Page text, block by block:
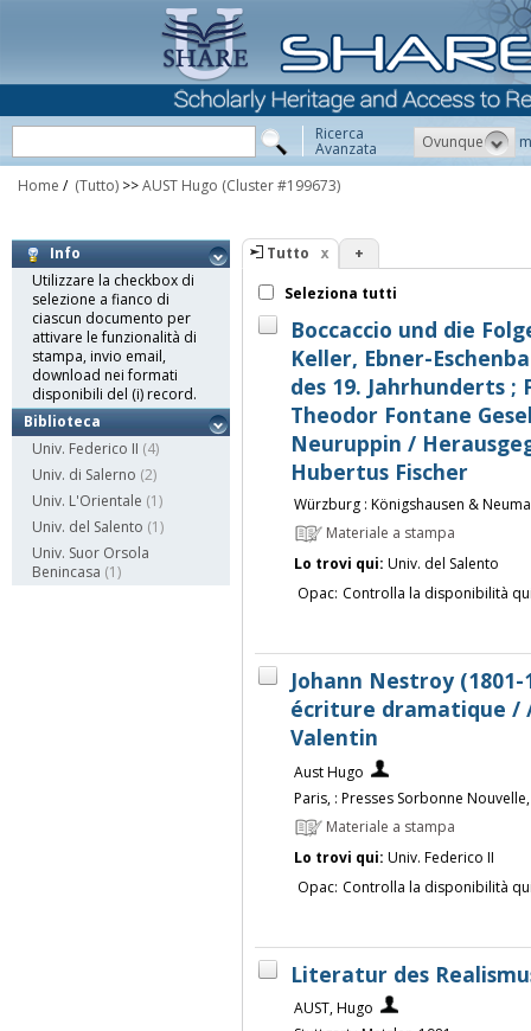
Ricerca
Avanzata Ovunque
Home / (Tutto) >>AUST Hugo (Cluster #199673)
Info
Utilizzare la checkbox di
selezione a fianco di
ciascun documento per
attivare le funzionalità di
stampa, invio email,
download nei formati
disponibili del (i) record.
Biblioteca
Univ. Federico II (4)
Univ. di Salerno (2)
Univ. L'Orientale (1)
Univ. del Salento (1)
Univ. Suor Orsola
Benincasa (1)
Tutto +
Seleziona tutti
Boccaccio und die
Keller, Ebner-
des 19. Jahrhunderts
Theodor Fontane
Neuruppin /
Hubertus Fischer
Würzburg : Königshausen &
Materiale a stampa
Lo trovi qui: Univ. del Salento
Opac: Controlla la disponibilità
Johann Nestroy
écriture dramatique /
Valentin
Aust Hugo
Paris, : Presses Sorbonne
Materiale a stampa
Lo trovi qui: Univ. Federico II
Opac: Controlla la disponibilità
Literatur des
AUST, Hugo